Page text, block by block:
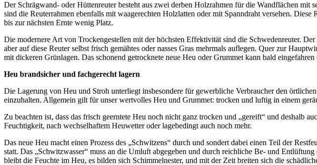
Der Schrägwand- oder Hüttenreuter besteht aus zwei derben Holzrahmen für die Wandflächen
sind die Reuterrahmen ebenfalls mit waagerechten Holzlatten oder mit Spanndraht versehen.
bis zur nächsten Ernte wenig Platz.
Die modernere Art von Trockengestellen mit der höchsten Effektivität sind die Schwedenreuter.
aber auf diese Reuter selbst frisch gemähtes oder nasses Gras mehrmals auflegen. Quer zur
mit dickeren Grünlagen. Das schonend getrock­nete neue Heu oder Grummet kann bald
Heu brandsicher und fachgerecht lagern
Die Lagerung von Heu und Stroh unterliegt insbesondere für gewerbliche Verbraucher den
einzuhalten. Allgemein gilt für unser wertvolles Heu und Grummet: trocken und luftig in einem
Zu beachten ist, dass das frisch geerntete Heu noch nicht ganz trocken und „gereift“ und deshalb
Feuchtigkeit, nach wechselhaftem Heuwetter oder lagebedingt auch noch mehr.
Das neue Heu macht einen Prozess des „Schwitzens“ durch und sondert dabei einen Teil der
statt. Das „Schwitzwasser“ muss an die Umluft abgegeben und durch reichliche Be- und
bleibt die Feuchte im Heu, es bilden sich Schimmelnester, und mit der Zeit breiten sich die